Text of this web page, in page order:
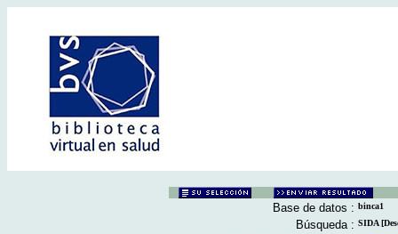
Base de datos : binca1
Búsqueda : SIDA